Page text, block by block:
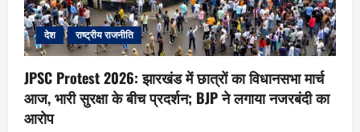
देश राष्ट्रीय राजनीति
JPSC Protest 2026: झारखंड में छात्रों का विधानसभा मार्च
आज, भारी सुरक्षा के बीच प्रदर्शन; BJP ने लगाया नजरबंदी का
आरोप